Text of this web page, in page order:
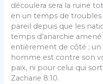
découlera sera la ruine
en un temps de troubles
pareil depuis que les
temps d’anarchie
entièrement de côté ;
homme est contre son
paix, ni pour celui qui
Zacharie 8:10.